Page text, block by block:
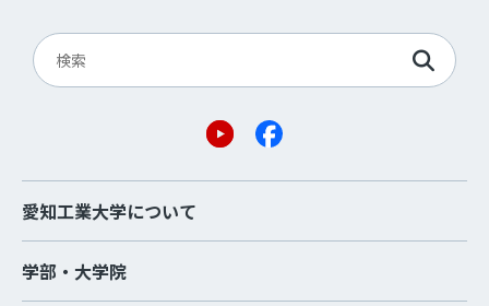
愛知工業大学について
学部・大学院